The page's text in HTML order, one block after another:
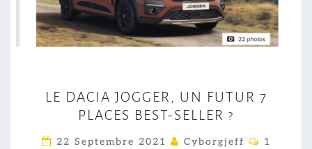
E
D
A
LE DACIA JOGGER, UN FUTUR 7
PLACES BEST-SELLER ?
22 Septembre 2021 Cyborgjeff
C1